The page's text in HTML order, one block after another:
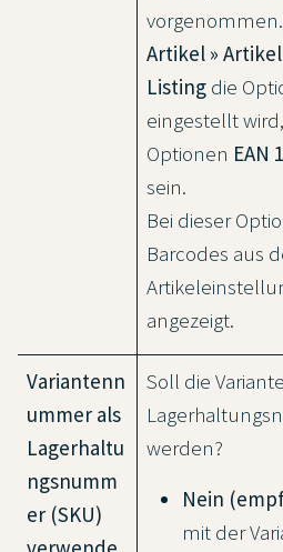
Artikel »
Listing die
eingestellt
Optionen EAN
sein.
Bei dieser
Barcodes aus
angezeigt.
Variantenn
ummer als
Lagerhaltu
ngsnumm
er (SKU)
Soll die
werden?
Nein
mit der